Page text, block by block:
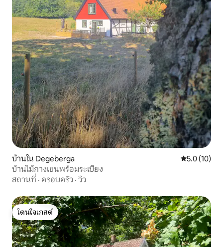
บ้านใน Degeberga คะแนนเฉลี่ย
5.0 (10)
บ้านไม้กางเขนพร้อมระเบียง
สถานที่ · ครอบครัว · วิว
โดนใจเกสต์
โดนใจเกสต์